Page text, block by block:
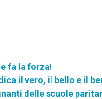
fa la forza!
il vero, il bello e il
delle scuole